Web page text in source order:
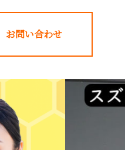
お問い合わせ